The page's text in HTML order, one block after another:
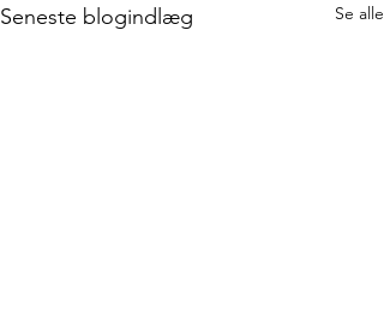
Seneste blogindlæg Se alle